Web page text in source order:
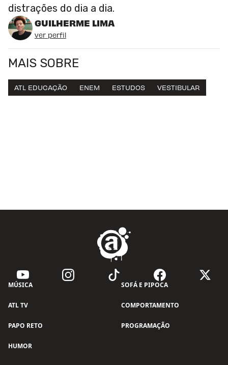
distrações do dia a dia.
GUILHERME LIMA
ver perfil
MAIS SOBRE
ATL EDUCAÇÃO ENEM ESTUDOS VESTIBULAR
MÚSICA SOFÁ E PIPOCA
ATL TV COMPORTAMENTO
PAPO RETO PROGRAMAÇÃO
HUMOR